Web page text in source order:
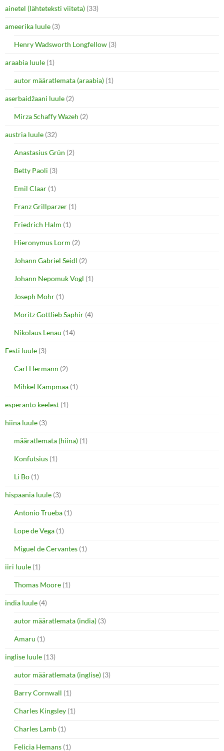
ainetel (lähteteksti viiteta) (33)
ameerika luule (3)
Henry Wadsworth Longfellow (3)
araabia luule (1)
autor määratlemata (araabia) (1)
aserbaidžaani luule (2)
Mirza Schaffy Wazeh (2)
austria luule (32)
Anastasius Grün (2)
Betty Paoli (3)
Emil Claar (1)
Franz Grillparzer (1)
Friedrich Halm (1)
Hieronymus Lorm (2)
Johann Gabriel Seidl (2)
Johann Nepomuk Vogl (1)
Joseph Mohr (1)
Moritz Gottlieb Saphir (4)
Nikolaus Lenau (14)
Eesti luule (3)
Carl Hermann (2)
Mihkel Kampmaa (1)
esperanto keelest (1)
hiina luule (3)
määratlemata (hiina) (1)
Konfutsius (1)
Li Bo (1)
hispaania luule (3)
Antonio Trueba (1)
Lope de Vega (1)
Miguel de Cervantes (1)
iiri luule (1)
Thomas Moore (1)
india luule (4)
autor määratlemata (india) (3)
Amaru (1)
inglise luule (13)
autor määratlemata (inglise) (3)
Barry Cornwall (1)
Charles Kingsley (1)
Charles Lamb (1)
Felicia Hemans (1)